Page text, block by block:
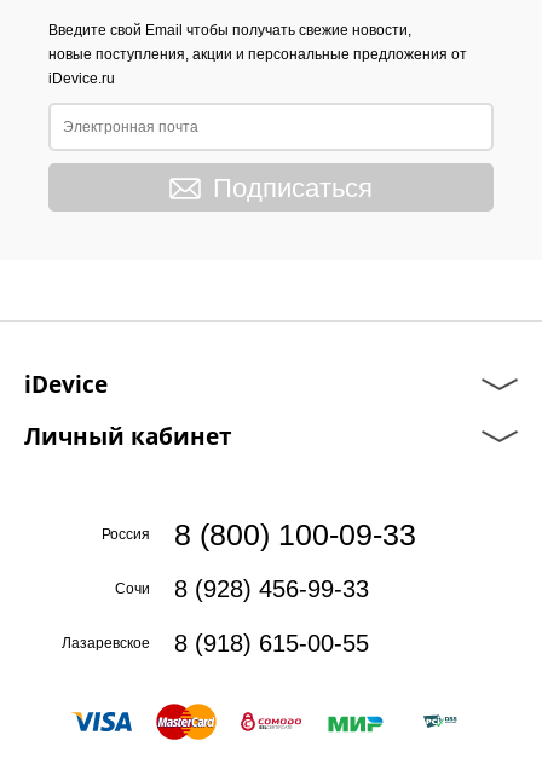
Введите свой Email чтобы получать свежие новости,
новые поступления, акции и персональные предложения от
iDevice.ru
Подписаться
iDevice
Личный кабинет
Россия 8 (800) 100-09-33
Сочи 8 (928) 456-99-33
Лазаревское 8 (918) 615-00-55